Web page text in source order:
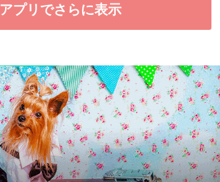
アプリでさらに表示